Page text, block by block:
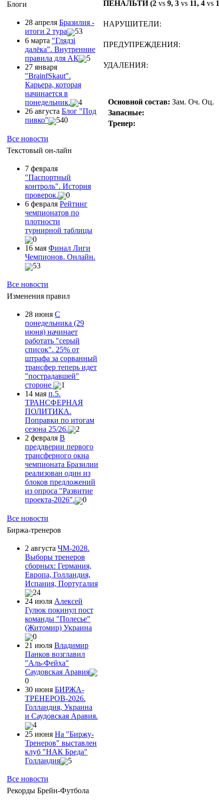
Блоги
28 апреля Бразилия -
итоги 2 тура
53
6 марта "Глядзi
далёка". Внутренние
правила для АК
5
27 января
"ВrainfSkaut".
Карьера, которая
начинается в
понедельник.
4
26 августа Блог "Под
пивко"
540
Все новости
Текстовый он-лайн
7 февраля
"Паспортный
контроль". История
проверок.
0
6 февраля Рейтинг
чемпионатов по
плотности
турнирной таблицы
0
16 мая Финал Лиги
Чемпионов. Онлайн.
53
Все новости
Изменения правил
28 июня С
понедельника (29
июня) начинает
работать "серый
список". 25% от
штрафа за сорванный
трансфер теперь идет
"пострадавшей"
стороне
1
14 мая п.5.
ТРАНСФЕРНАЯ
ПОЛИТИКА.
Поправки по итогам
сезона 25/26.
2
2 февраля В
преддверии первого
трансферного окна
чемпионата Бразилии
реализован один из
блоков предложений
из опроса "Развитие
проекта-2026".
0
Все новости
Биржа-тренеров
2 августа ЧМ-2028.
Выборы тренеров
сборных: Германия,
Европа, Голландия,
Испания, Португалия
24
24 июля Алексей
Гулюк покинул пост
команды "Полесье"
(Житомир) Украина
0
21 июля Владимир
Панков возглавил
"Аль-Фейха"
Саудовская Аравия
0
30 июня БИРЖА-
ТРЕНЕРОВ-2026.
Голландия, Украина
и Саудовская Аравия.
4
25 июня На "Биржу-
Тренеров" выставлен
клуб "НАК Бреда"
Голландия
5
Все новости
Рекорды Брейн-Футбола
ПЕНАЛЬТИ (2 vs 9, 3 vs 11, 4 vs
НАРУШИТЕЛИ:
ПРЕДУПРЕЖДЕНИЯ:
УДАЛЕНИЯ:
Основной состав: Зам. Оч. Оц.
Запасные:
Тренер: